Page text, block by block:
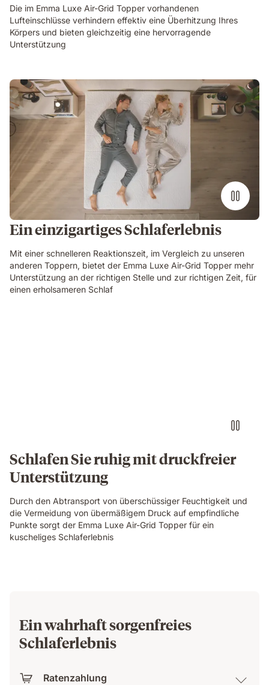
Die im Emma Luxe Air-Grid Topper vorhandenen
Lufteinschlüsse verhindern effektiv eine Überhitzung Ihres
Körpers und bieten gleichzeitig eine hervorragende
Unterstützung
Ein einzigartiges Schlaferlebnis
Mit einer schnelleren Reaktionszeit, im Vergleich zu unseren
anderen Toppern, bietet der Emma Luxe Air-Grid Topper mehr
Unterstützung an der richtigen Stelle und zur richtigen Zeit, für
einen erholsameren Schlaf
Schlafen Sie ruhig mit druckfreier
Unterstützung
Durch den Abtransport von überschüssiger Feuchtigkeit und
die Vermeidung von übermäßigem Druck auf empfindliche
Punkte sorgt der Emma Luxe Air-Grid Topper für ein
kuscheliges Schlaferlebnis
Ein wahrhaft sorgenfreies
Schlaferlebnis
Ratenzahlung